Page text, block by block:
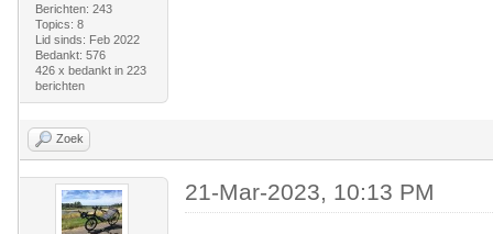
Berichten: 243
Topics: 8
Lid sinds: Feb 2022
Bedankt: 576
426 x bedankt in 223
berichten
Zoek
21-Mar-2023, 10:13 PM